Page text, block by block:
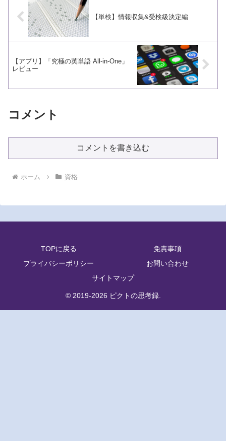
【単検】情報収集&受検級決定編
【アプリ】「究極の英単語 All-in-One」
レビュー
コメント
コメントを書き込む
ホーム 資格
TOPに戻る
免責事項
プライバシーポリシー
お問い合わせ
サイトマップ
© 2019-2026 ピクトの思考録.